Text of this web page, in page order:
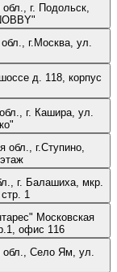
г. Подольск,
г.Москва, ул.
д. 118, корпус
г. Кашира, ул.
обл., г.Ступино,
г. Балашиха, мкр.
1
Московская
офис 116
обл., Село Ям, ул.